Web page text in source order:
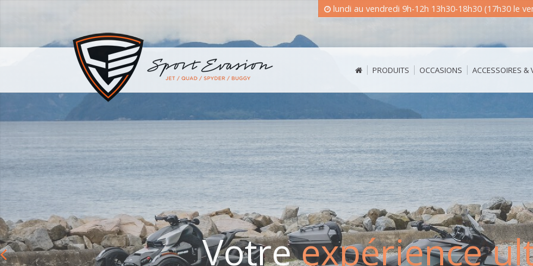
lundi au vendredi 9h-12h 13h30-18h30 (17h30 le
PRODUITS OCCASIONS ACCESSOIRES &
Votreexpérience